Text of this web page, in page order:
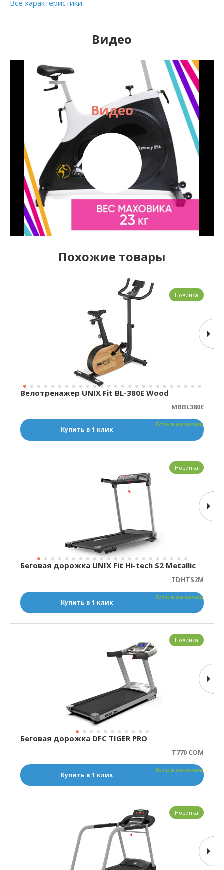
Все характеристики
Видео
Видео
Похожие товары
Велотренажер UNIX Fit BL-380E Wood
MBBL380E
Есть в наличии
Купить в 1 клик
Новинка
Беговая дорожка UNIX Fit Hi-tech S2 Metallic
TDHTS2M
Есть в наличии
Купить в 1 клик
Новинка
Беговая дорожка DFC TIGER PRO
T770 COM
Есть в наличии
Купить в 1 клик
Новинка
Новинка